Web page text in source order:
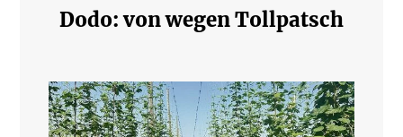
Dodo: von wegen Tollpatsch